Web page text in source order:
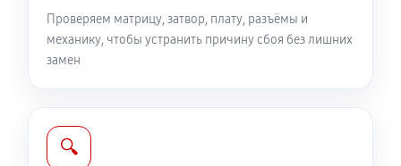
Комплексная чистка фотоаппарата Canon EOS
Программный ремонт фотоаппарата Canon EOS
Проверяем матрицу, затвор, плату, разъёмы и
механику, чтобы устранить причину сбоя без лишних
замен
🔍